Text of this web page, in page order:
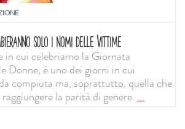
SOLO I NOMI DELLE VITTIME
in cui celebriamo la Giornata
Donne, è uno dei giorni in cui
compiuta ma, soprattutto, quella che
la parità di genere. ...